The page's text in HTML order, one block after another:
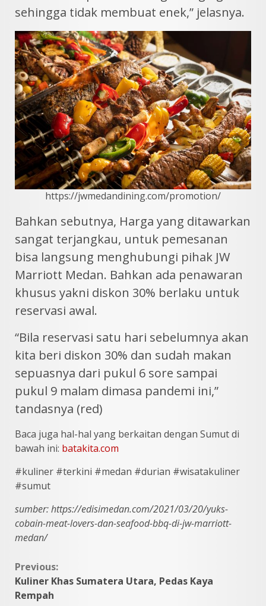
sehingga tidak membuat enek,” jelasnya.
https://jwmedandining.com/promotion/
Bahkan sebutnya, Harga yang ditawarkan
sangat terjangkau, untuk pemesanan
bisa langsung menghubungi pihak JW
Marriott Medan. Bahkan ada penawaran
khusus yakni diskon 30% berlaku untuk
reservasi awal.
“Bila reservasi satu hari sebelumnya akan
kita beri diskon 30% dan sudah makan
sepuasnya dari pukul 6 sore sampai
pukul 9 malam dimasa pandemi ini,”
tandasnya (red)
Baca juga hal-hal yang berkaitan dengan Sumut di
bawah ini: batakita.com
#kuliner #terkini #medan #durian #wisatakuliner
#sumut
sumber: https://edisimedan.com/2021/03/20/yuks-
cobain-meat-lovers-dan-seafood-bbq-di-jw-marriott-
medan/
Continue
Reading
Previous:
Kuliner Khas Sumatera Utara, Pedas Kaya
Rempah